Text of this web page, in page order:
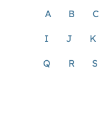
A B C
I J K
Q R S